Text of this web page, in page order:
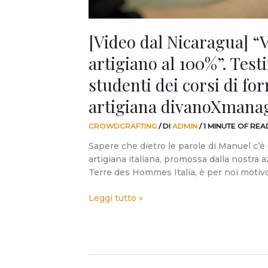
[Video dal Nicaragua]
artigiano al 100%”.
studenti dei corsi di
artigiana
CROWDCRAFTING / DI ADMIN /1 MINUTE OF
Sapere che dietro le parole di Manuel
artigiana italiana, promossa dalla nostra
Terre des Hommes Italia, è per noi
di
formazione
artigiana
divanoXmanagua.
Leggi tutto »